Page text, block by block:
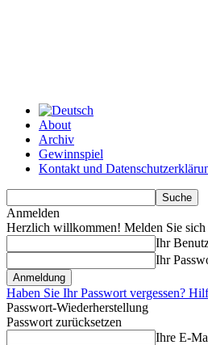
About
Archiv
Gewinnspiel
Kontakt und
Anmelden
Herzlich willkommen! Melden Sie sich
Ihr
Ihr
Haben Sie Ihr Passwort vergessen?
Passwort-Wiederherstellung
Passwort zurücksetzen
Ihre E-